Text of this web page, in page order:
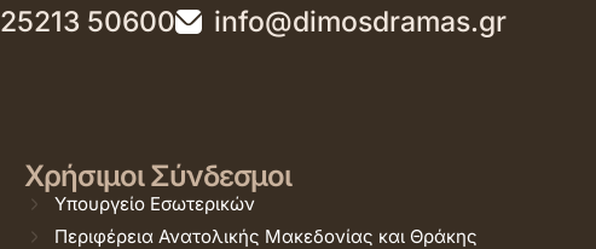
25213 50600 info@dimosdramas.gr
Χρήσιμοι Σύνδεσμοι
Υπουργείο Εσωτερικών
Περιφέρεια Ανατολικής Μακεδονίας και Θράκης